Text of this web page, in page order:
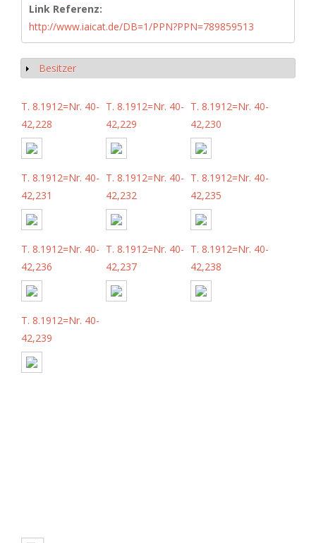
Link Referenz:
http://www.iaicat.de/DB=1/PPN?PPN=789859513
Show
Besitzer
T. 8.1912=Nr. 40-
42,228
T. 8.1912=Nr. 40-
42,229
T. 8.1912=Nr. 40-
42,230
T. 8.1912=Nr. 40-
42,231
T. 8.1912=Nr. 40-
42,232
T. 8.1912=Nr. 40-
42,235
T. 8.1912=Nr. 40-
42,236
T. 8.1912=Nr. 40-
42,237
T. 8.1912=Nr. 40-
42,238
T. 8.1912=Nr. 40-
42,239